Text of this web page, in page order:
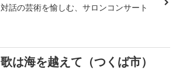
対話の芸術を愉しむ、サロンコンサート
歌は海を越えて（つくば市）